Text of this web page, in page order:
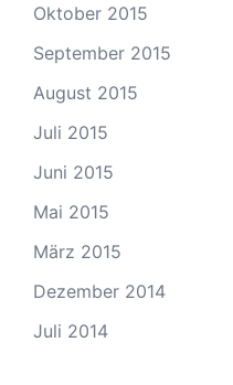
Oktober 2015
September 2015
August 2015
Juli 2015
Juni 2015
Mai 2015
März 2015
Dezember 2014
Juli 2014